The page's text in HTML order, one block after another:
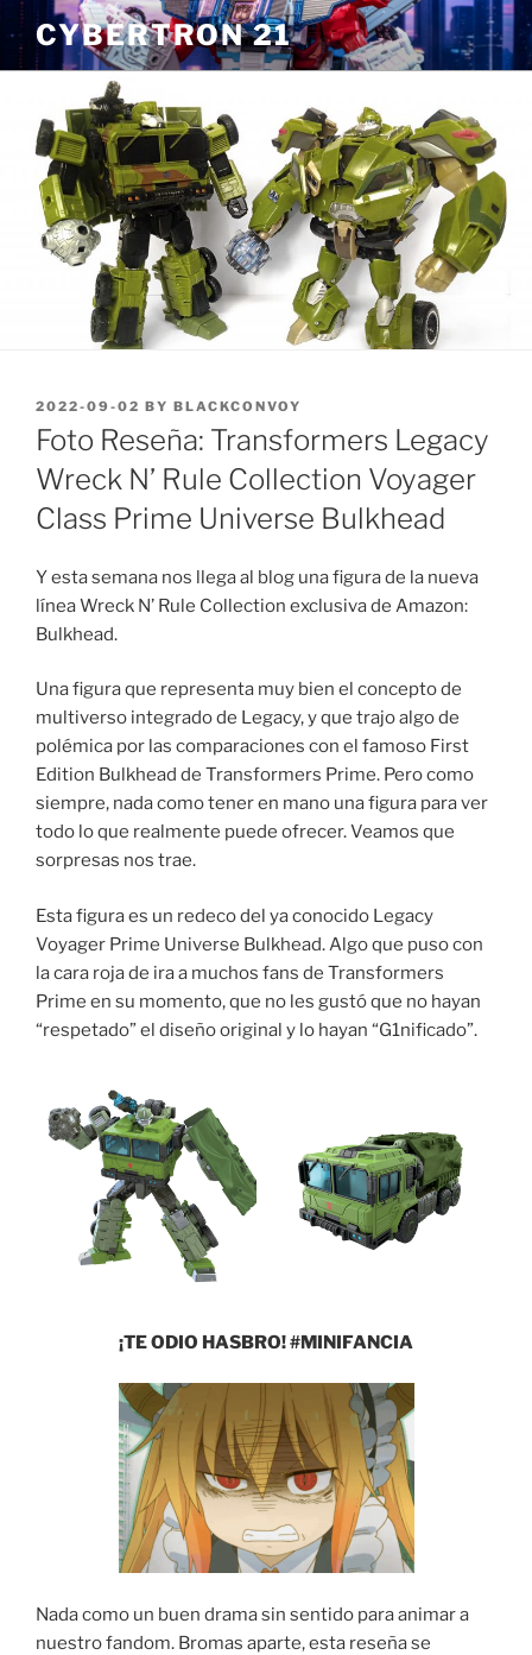
Skip
to
content
CYBERTRON 21
POSTED
ON
2022-09-02 BY BLACKCONVOY
Foto Reseña: Transformers Legacy
Wreck N’ Rule Collection Voyager
Class Prime Universe Bulkhead
Y esta semana nos llega al blog una figura de la nueva
línea Wreck N’ Rule Collection exclusiva de Amazon:
Bulkhead.
Una figura que representa muy bien el concepto de
multiverso integrado de Legacy, y que trajo algo de
polémica por las comparaciones con el famoso First
Edition Bulkhead de Transformers Prime. Pero como
siempre, nada como tener en mano una figura para ver
todo lo que realmente puede ofrecer. Veamos que
sorpresas nos trae.
Esta figura es un redeco del ya conocido Legacy
Voyager Prime Universe Bulkhead. Algo que puso con
la cara roja de ira a muchos fans de Transformers
Prime en su momento, que no les gustó que no hayan
“respetado” el diseño original y lo hayan “G1nificado”.
¡TE ODIO HASBRO! #MINIFANCIA
Nada como un buen drama sin sentido para animar a
nuestro fandom. Bromas aparte, esta reseña se